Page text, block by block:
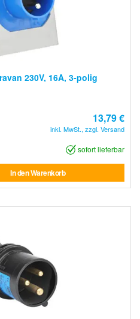
230V, 16A, 3-polig
13,79 €
inkl. MwSt., zzgl. Versand
sofort lieferbar
In den Warenkorb